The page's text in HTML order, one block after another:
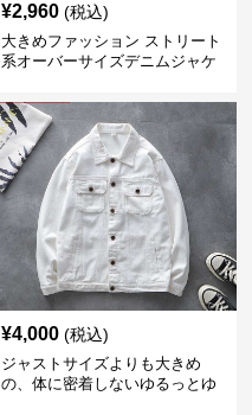
¥2,960 (税込)
大きめファッション ストリート
系オーバーサイズデニムジャケ
¥4,000 (税込)
ジャストサイズよりも大きめ
の、体に密着しないゆるっとゆ